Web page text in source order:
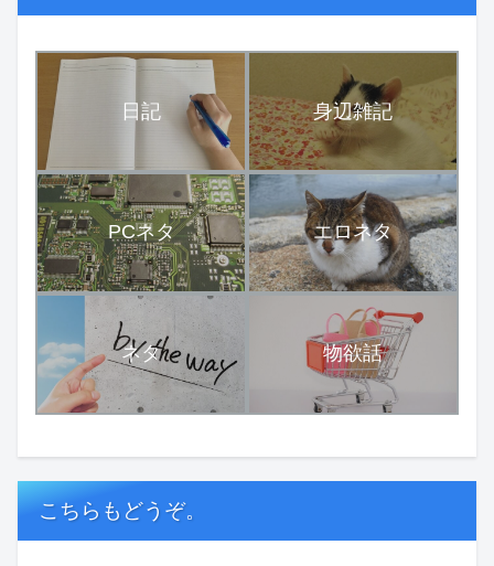
日記 身辺雑記
PCネタ エロネタ
ネタ 物欲話
こちらもどうぞ。